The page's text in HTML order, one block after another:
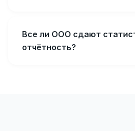
Все ли ООО сдают
отчётность?